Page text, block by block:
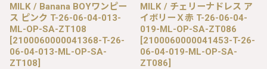
MILK / Banana BOYワンピー
ス ピンク T-26-06-04-013-
ML-OP-SA-ZT108
[2100060000041368-T-26-
06-04-013-ML-OP-SA-
ZT108]
MILK / チェリーナドレス ア
イボリーＸ赤 T-26-06-04-
019-ML-OP-SA-ZT086
[2100060000041453-T-26-
06-04-019-ML-OP-SA-
ZT086]